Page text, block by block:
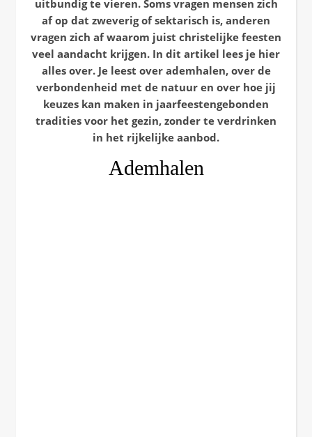
uitbundig te vieren. Soms vragen mensen zich
af op dat zweverig of sektarisch is, anderen
vragen zich af waarom juist christelijke feesten
veel aandacht krijgen. In dit artikel lees je hier
alles over. Je leest over ademhalen, over de
verbondenheid met de natuur en over hoe jij
keuzes kan maken in jaarfeestengebonden
tradities voor het gezin, zonder te verdrinken
in het rijkelijke aanbod.
Ademhalen